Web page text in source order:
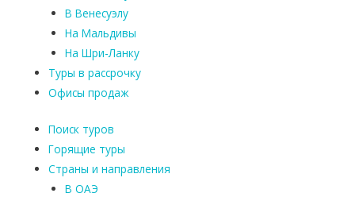
В Венесуэлу
На Мальдивы
На Шри-Ланку
Туры в рассрочку
Офисы продаж
Поиск туров
Горящие туры
Страны и направления
В ОАЭ